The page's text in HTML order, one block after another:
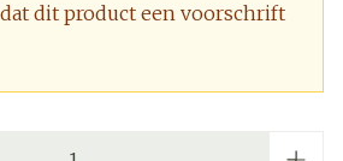
dit product een voorschrift